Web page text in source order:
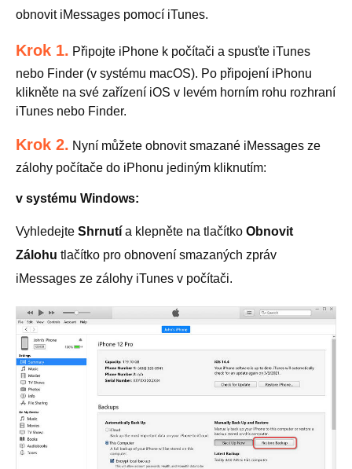
obnovit iMessages pomocí iTunes.
Krok 1. Připojte iPhone k počítači a spusťte iTunes
nebo Finder (v systému macOS). Po připojení iPhonu
klikněte na své zařízení iOS v levém horním rohu rozhraní
iTunes nebo Finder.
Krok 2. Nyní můžete obnovit smazané iMessages ze
zálohy počítače do iPhonu jediným kliknutím:
v systému Windows:
Vyhledejte Shrnutí a klepněte na tlačítko Obnovit
Zálohu tlačítko pro obnovení smazaných zpráv
iMessages ze zálohy iTunes v počítači.